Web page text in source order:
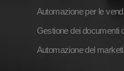
Automazione per le
Gestione dei documenti
Automazione del